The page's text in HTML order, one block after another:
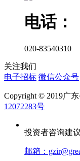
电话：
020-83540310
关注我们
电子招标 微信公众号
Copyright © 2019广
12072283号
投资者咨询建议
邮箱：